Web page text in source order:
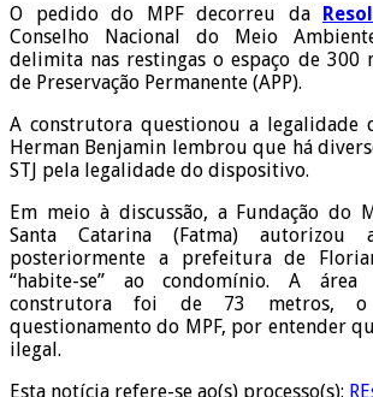
O pedido do MPF decorreu da
Conselho Nacional do Meio
delimita nas restingas o espaço de 300
de Preservação Permanente (APP).
A construtora questionou a legalidade
Herman Benjamin lembrou que há
STJ pela legalidade do dispositivo.
Em meio à discussão, a Fundação do
Santa Catarina (Fatma) autorizou
posteriormente a prefeitura de
“habite-se” ao condomínio. A área
construtora foi de 73 metros,
questionamento do MPF, por entender
ilegal.
Esta notícia refere-se ao(s) processo(s):